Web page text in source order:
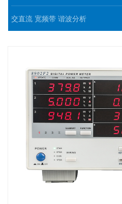
交直流 宽频带 谐波分析
选用电机扩展功能配件(选配)，在
时，也可以观测转速和扭矩的变化